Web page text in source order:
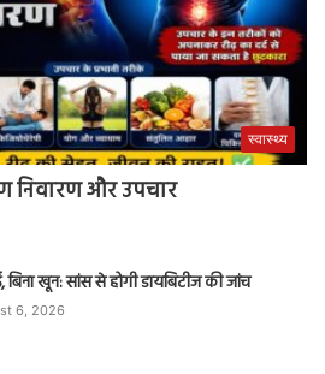
स्वास्थ्य
निवारण और उपचार
बिना खून: सांस से होगी डायबिटीज की जांच
6, 2026